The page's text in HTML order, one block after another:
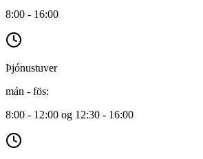
8:00 - 16:00
Þjónustuver
mán - fös:
8:00 - 12:00 og 12:30 - 16:00